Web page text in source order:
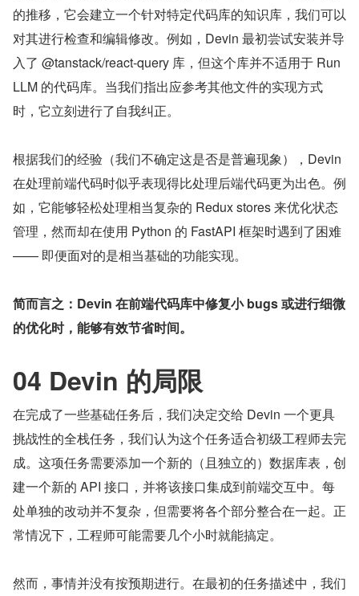
的推移，它会建立一个针对特定代码库的知识库，我们可以
对其进行检查和编辑修改。例如，Devin 最初尝试安装并导
入了 @tanstack/react-query 库，但这个库并不适用于 Run
LLM 的代码库。当我们指出应参考其他文件的实现方式
时，它立刻进行了自我纠正。
根据我们的经验（我们不确定这是否是普遍现象），Devin
在处理前端代码时似乎表现得比处理后端代码更为出色。例
如，它能够轻松处理相当复杂的 Redux stores 来优化状态
管理，然而却在使用 Python 的 FastAPI 框架时遇到了困难
—— 即便面对的是相当基础的功能实现。
简而言之：Devin 在前端代码库中修复小 bugs 或进行细微
的优化时，能够有效节省时间。
04 Devin 的局限
在完成了一些基础任务后，我们决定交给 Devin 一个更具
挑战性的全栈任务，我们认为这个任务适合初级工程师去完
成。这项任务需要添加一个新的（且独立的）数据库表，创
建一个新的 API 接口，并将该接口集成到前端交互中。每
处单独的改动并不复杂，但需要将各个部分整合在一起。正
常情况下，工程师可能需要几个小时就能搞定。
然而，事情并没有按预期进行。在最初的任务描述中，我们